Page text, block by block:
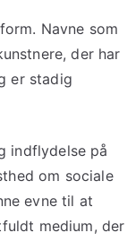
Navne som
der har
er stadig
indflydelse på
om sociale
evne til at
medium, der